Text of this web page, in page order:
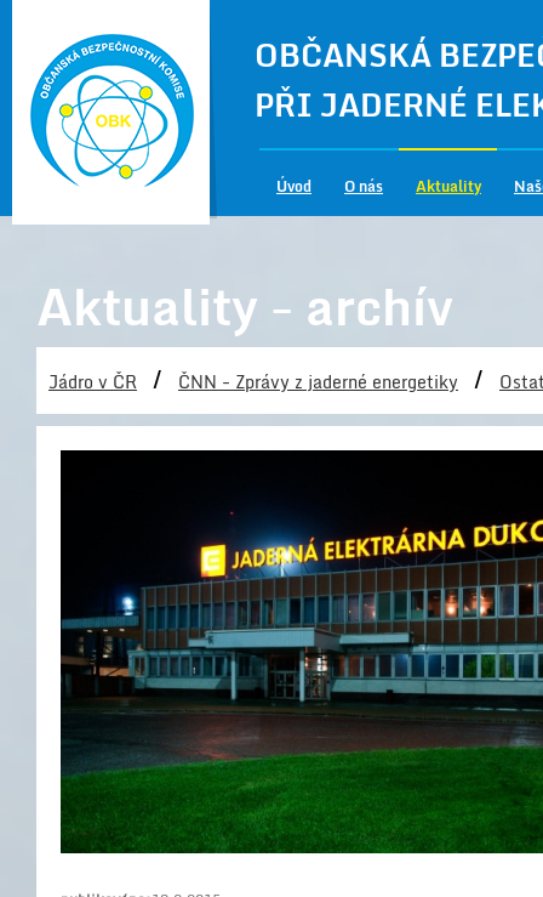
OBČANSKÁ
PŘI JADERNÉ
Úvod O nás Aktuality
Aktuality - archív
Jádro v ČR / ČNN - Zprávy z jaderné energetiky /